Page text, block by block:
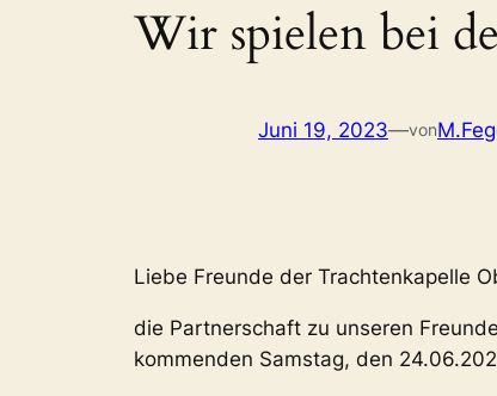
Wir spielen bei
Juni 19, 2023—von
Liebe Freunde der Trachtenkapelle
die Partnerschaft zu unseren
kommenden Samstag, den